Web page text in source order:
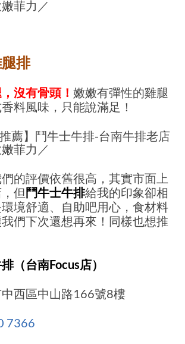
排
沒有骨頭！ 嫩嫩有彈性的雞腿
料風味，只能說滿足！
的評價依舊很高，其實市面上
但鬥牛士牛排給我的印象卻相
境舒適、自助吧用心，食材料
們下次還想再來！同樣也想推
（台南Focus店）
西區中山路166號8樓
7366